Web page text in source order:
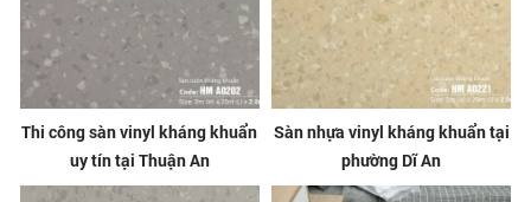
Thi công sàn vinyl kháng khuẩn
uy tín tại Thuận An
Sàn nhựa vinyl kháng khuẩn tại
phường Dĩ An